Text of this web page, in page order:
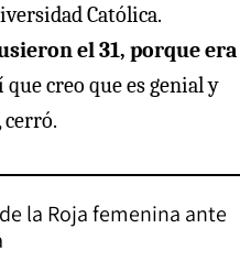
Católica.
el 31, porque era
que creo que es genial y
cerró.
la Roja femenina ante